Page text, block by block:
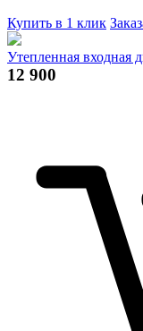
Купить в 1 клик
Утепленная входная
12 900